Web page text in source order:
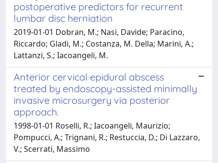
postoperative predictors for recurrent
lumbar disc herniation
2019-01-01 Dobran, M.; Nasi, Davide; Paracino,
Riccardo; Gladi, M.; Costanza, M. Della; Marini, A.;
Lattanzi, S.; Iacoangeli, M.
Anterior cervical epidural abscess
treated by endoscopy-assisted minimally
invasive microsurgery via posterior
approach.
1998-01-01 Roselli, R.; Iacoangeli, Maurizio;
Pompucci, A.; Trignani, R.; Restuccia, D.; Di Lazzaro,
V.; Scerrati, Massimo